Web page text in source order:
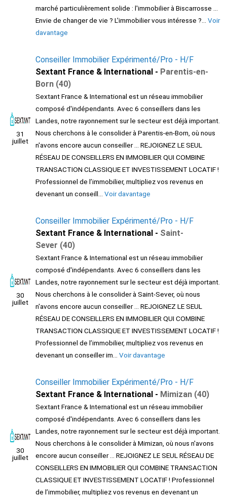
marché particulièrement solide : l'immobilier à Biscarrosse ...
Envie de changer de vie ? L'immobilier vous intéresse ?... Voir
davantage
31
juillet
Conseiller Immobilier Expérimenté/Pro - H/F
Sextant France & International - Parentis-en-
Born (40)
Sextant France & International est un réseau immobilier
composé d'indépendants. Avec 6 conseillers dans les
Landes, notre rayonnement sur le secteur est déjà important.
Nous cherchons à le consolider à Parentis-en-Born, où nous
n'avons encore aucun conseiller ... REJOIGNEZ LE SEUL
RÉSEAU DE CONSEILLERS EN IMMOBILIER QUI COMBINE
TRANSACTION CLASSIQUE ET INVESTISSEMENT LOCATIF !
Professionnel de l’immobilier, multipliez vos revenus en
devenant un conseill... Voir davantage
30
juillet
Conseiller Immobilier Expérimenté/Pro - H/F
Sextant France & International - Saint-
Sever (40)
Sextant France & International est un réseau immobilier
composé d'indépendants. Avec 6 conseillers dans les
Landes, notre rayonnement sur le secteur est déjà important.
Nous cherchons à le consolider à Saint-Sever, où nous
n'avons encore aucun conseiller ... REJOIGNEZ LE SEUL
RÉSEAU DE CONSEILLERS EN IMMOBILIER QUI COMBINE
TRANSACTION CLASSIQUE ET INVESTISSEMENT LOCATIF !
Professionnel de l’immobilier, multipliez vos revenus en
devenant un conseiller im... Voir davantage
30
juillet
Conseiller Immobilier Expérimenté/Pro - H/F
Sextant France & International - Mimizan (40)
Sextant France & International est un réseau immobilier
composé d'indépendants. Avec 6 conseillers dans les
Landes, notre rayonnement sur le secteur est déjà important.
Nous cherchons à le consolider à Mimizan, où nous n'avons
encore aucun conseiller ... REJOIGNEZ LE SEUL RÉSEAU DE
CONSEILLERS EN IMMOBILIER QUI COMBINE TRANSACTION
CLASSIQUE ET INVESTISSEMENT LOCATIF ! Professionnel
de l’immobilier, multipliez vos revenus en devenant un